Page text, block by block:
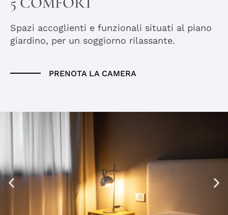
Spazi accoglienti e funzionali situati al piano
giardino, per un soggiorno rilassante.
PRENOTA LA CAMERA